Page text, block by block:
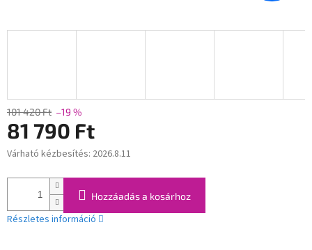
101 420 Ft –19 %
81 790 Ft
Egységár:
Várható kézbesítés: 2026.8.11
Hozzáadás a kosárhoz
Részletes információ